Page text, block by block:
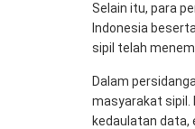
Selain itu, para
Indonesia
sipil telah
Dalam
masyarakat sipil.
kedaulatan data,